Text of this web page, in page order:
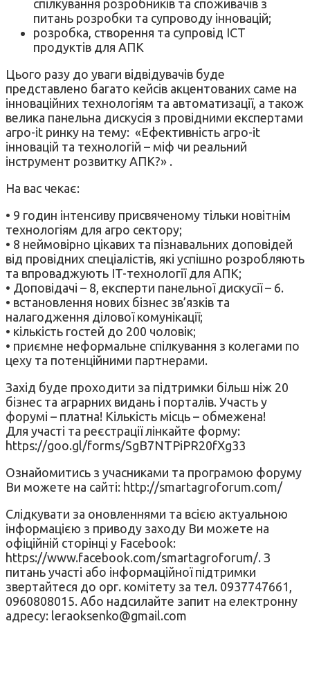
спілкування розробників та споживачів з
питань розробки та супроводу інновацій;
розробка, створення та супровід ICT
продуктів для АПК
Цього разу до уваги відвідувачів буде
представлено багато кейсів акцентованих саме на
інноваційних технологіям та автоматизації, а також
велика панельна дискусія з провідними експертами
агро-it ринку на тему: «Ефективність агро-it
інновацій та технологій – міф чи реальний
інструмент розвитку АПК?» .
На вас чекає:
• 9 годин інтенсиву присвяченому тільки новітнім
технологіям для агро сектору;
• 8 неймовірно цікавих та пізнавальних доповідей
від провідних спеціалістів, які успішно розробляють
та впроваджують IT-технології для АПК;
• Доповідачі – 8, експерти панельної дискусії – 6.
• встановлення нових бізнес зв’язків та
налагодження ділової комунікації;
• кількість гостей до 200 чоловік;
• приємне неформальне спілкування з колегами по
цеху та потенційними партнерами.
Захід буде проходити за підтримки більш ніж 20
бізнес та аграрних видань і порталів. Участь у
форумі – платна! Кількість місць – обмежена!
Для участі та реєстрації лінкайте форму:
https://goo.gl/forms/SgB7NTPiPR20fXg33
Ознайомитись з учасниками та програмою форуму
Ви можете на сайті: http://smartagroforum.com/
Слідкувати за оновленнями та всією актуальною
інформацією з приводу заходу Ви можете на
офіційній сторінці у Facebook:
https://www.facebook.com/smartagroforum/. З
питань участі або інформаційної підтримки
звертайтеся до орг. комітету за тел. 0937747661,
0960808015. Або надсилайте запит на електронну
адресу: leraoksenko@gmail.com